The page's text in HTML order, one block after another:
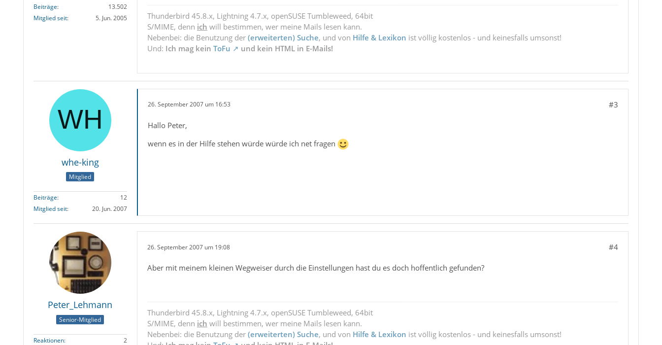
Beiträge
13.502
Mitglied seit
5. Jun. 2005
Thunderbird 45.8.x, Lightning 4.7.x, openSUSE Tumbleweed, 64bit
S/MIME, denn ich will bestimmen, wer meine Mails lesen kann.
Nebenbei: die Benutzung der (erweiterten) Suche, und von Hilfe & Lexikon ist völlig kostenlos - und keinesfalls umsonst!
Und: Ich mag kein ToFu und kein HTML in E-Mails!
whe-king
Mitglied
Beiträge
12
Mitglied seit
20. Jun. 2007
26. September 2007 um 16:53 #3
Hallo Peter,
wenn es in der Hilfe stehen würde würde ich net fragen
Peter_Lehmann
Senior-Mitglied
Reaktionen
2
26. September 2007 um 19:08 #4
Aber mit meinem kleinen Wegweiser durch die Einstellungen hast du es doch hoffentlich gefunden?
Thunderbird 45.8.x, Lightning 4.7.x, openSUSE Tumbleweed, 64bit
S/MIME, denn ich will bestimmen, wer meine Mails lesen kann.
Nebenbei: die Benutzung der (erweiterten) Suche, und von Hilfe & Lexikon ist völlig kostenlos - und keinesfalls umsonst!